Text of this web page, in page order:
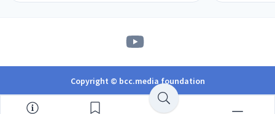
Copyright © bcc.media foundation